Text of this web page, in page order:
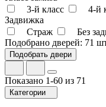
3-й класс
4-й
Задвижка
Страж
Без
Подобрано дверей: 71
Показано 1-60 из 71
Категории